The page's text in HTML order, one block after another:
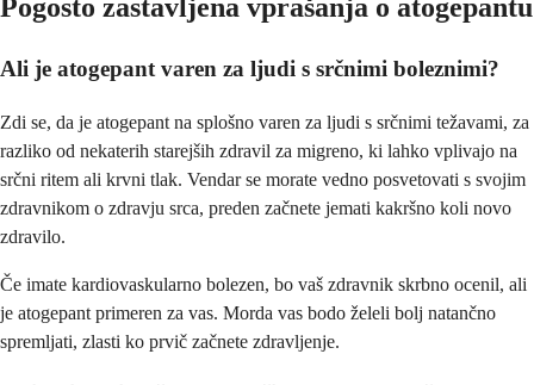
Pogosto zastavljena vprašanja o atogepantu
Ali je atogepant varen za ljudi s srčnimi boleznimi?
Zdi se, da je atogepant na splošno varen za ljudi s srčnimi težavami, za
razliko od nekaterih starejših zdravil za migreno, ki lahko vplivajo na
srčni ritem ali krvni tlak. Vendar se morate vedno posvetovati s svojim
zdravnikom o zdravju srca, preden začnete jemati kakršno koli novo
zdravilo.
Če imate kardiovaskularno bolezen, bo vaš zdravnik skrbno ocenil, ali
je atogepant primeren za vas. Morda vas bodo želeli bolj natančno
spremljati, zlasti ko prvič začnete zdravljenje.